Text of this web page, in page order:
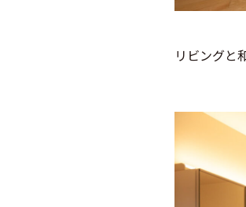
リビングと